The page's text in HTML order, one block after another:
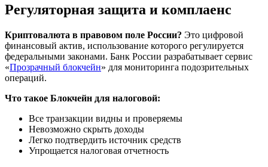
Регуляторная защита и комплаенс
Криптовалюта в правовом поле России? Это цифровой
финансовый актив, использование которого регулируется
федеральными законами. Банк России разрабатывает сервис
«Прозрачный блокчейн» для мониторинга подозрительных
операций.
Что такое Блокчейн для налоговой:
Все транзакции видны и проверяемы
Невозможно скрыть доходы
Легко подтвердить источник средств
Упрощается налоговая отчетность